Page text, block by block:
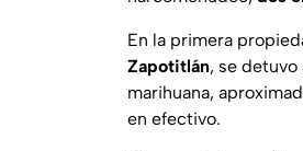
En la primera
Zapotitlán, se detuvo
marihuana,
en efectivo.